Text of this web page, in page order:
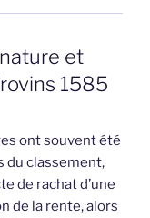
et
1585
ont souvent été
du classement,
de rachat d’une
de la rente, alors